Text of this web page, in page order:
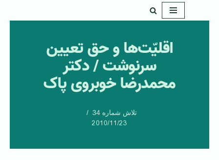
اقلیّت‌ها و حق تعیین
سرنوشت / دکتر
محمدرضا خوبروی پاک
تلاش شماره 34
2010/11/23